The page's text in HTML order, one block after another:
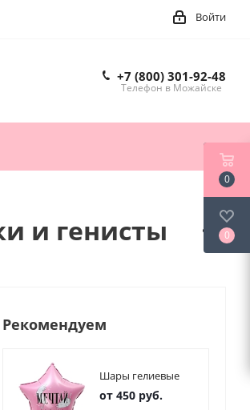
Войти
+7 (800) 301-92-48
Телефон в Можайске
и генисты
Рекомендуем
Шары гелиевые
от 450 руб.
0
0